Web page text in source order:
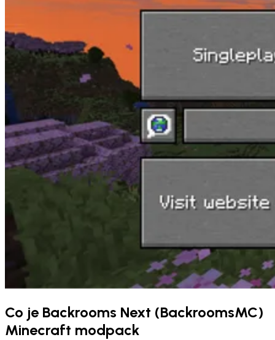
Co je Backrooms Next (BackroomsMC)
Minecraft modpack